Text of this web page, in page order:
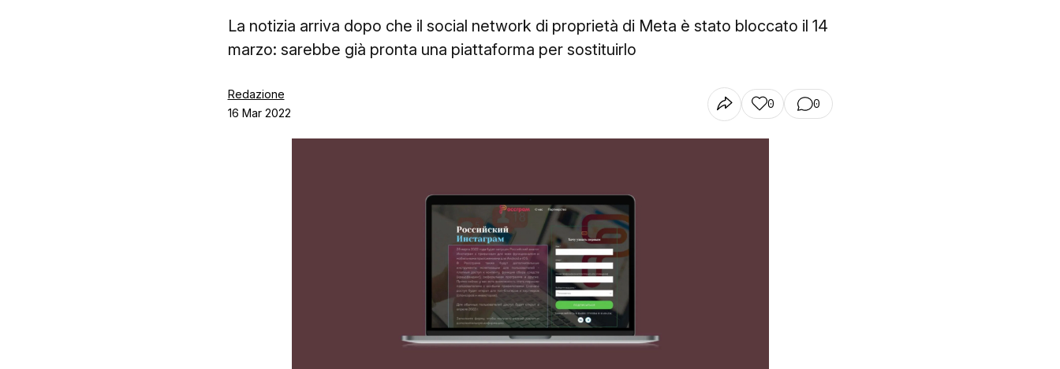
La notizia arriva dopo che il social network di proprietà di Meta è stato bloccato il 14
marzo: sarebbe già pronta una piattaforma per sostituirlo
Redazione
16 Mar 2022
0 0